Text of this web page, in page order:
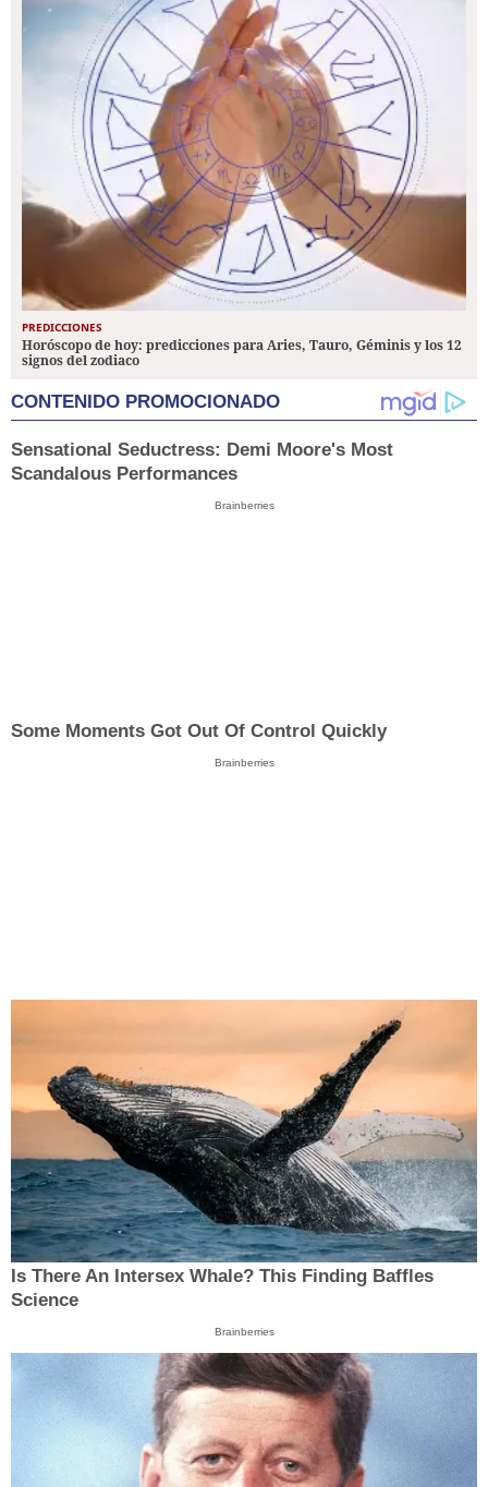
PREDICCIONES
Horóscopo de hoy: predicciones para Aries, Tauro, Géminis y los 12
signos del zodiaco
CONTENIDO PROMOCIONADO
Sensational Seductress: Demi Moore's Most
Scandalous Performances
Brainberries
Some Moments Got Out Of Control Quickly
Brainberries
Is There An Intersex Whale? This Finding Baffles
Science
Brainberries